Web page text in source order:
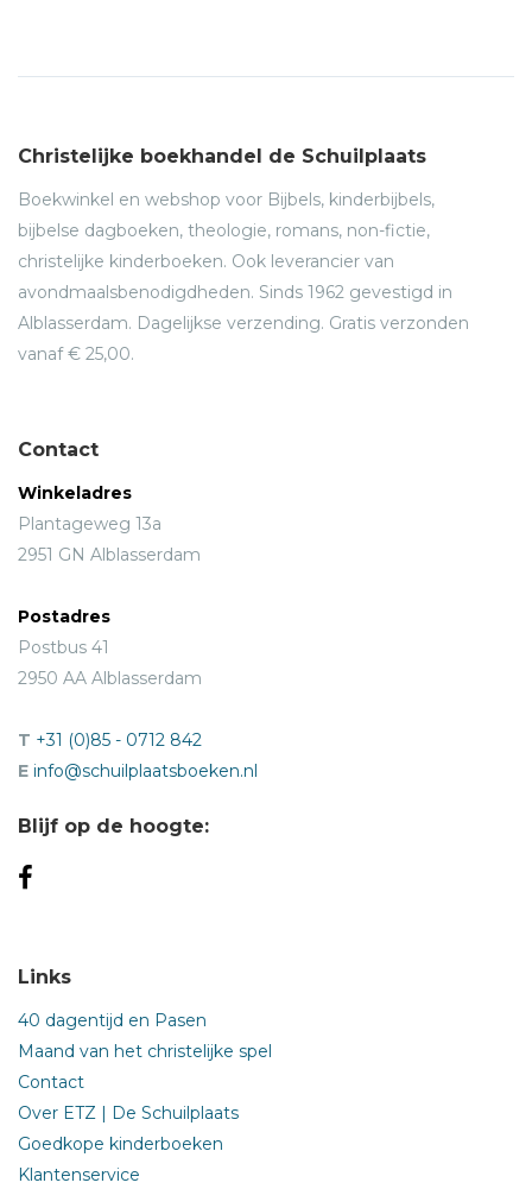
Christelijke boekhandel de Schuilplaats
Boekwinkel en webshop voor Bijbels, kinderbijbels,
bijbelse dagboeken, theologie, romans, non-fictie,
christelijke kinderboeken. Ook leverancier van
avondmaalsbenodigdheden. Sinds 1962 gevestigd in
Alblasserdam. Dagelijkse verzending. Gratis verzonden
vanaf € 25,00.
Contact
Winkeladres
Plantageweg 13a
2951 GN Alblasserdam
Postadres
Postbus 41
2950 AA Alblasserdam
T +31 (0)85 - 0712 842
E info@schuilplaatsboeken.nl
Blijf op de hoogte:
Links
40 dagentijd en Pasen
Maand van het christelijke spel
Contact
Over ETZ | De Schuilplaats
Goedkope kinderboeken
Klantenservice